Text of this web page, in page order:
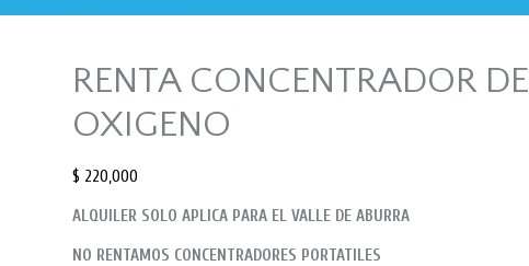
RENTA CONCENTRADOR DE
OXIGENO
$ 220,000
ALQUILER SOLO APLICA PARA EL VALLE DE ABURRA
NO RENTAMOS CONCENTRADORES PORTATILES